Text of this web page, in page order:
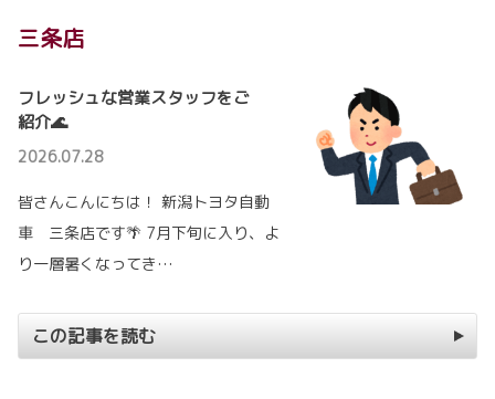
三条店
フレッシュな営業スタッフをご
紹介🌊
2026.07.28
皆さんこんにちは！ 新潟トヨタ自動
車 三条店です🌴 7月下旬に入り、よ
り一層暑くなってき…
この記事を読む